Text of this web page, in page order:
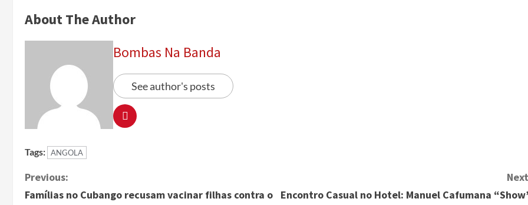
About The Author
Bombas Na Banda
See author's posts
Tags: ANGOLA
Previous:
Famílias no Cubango recusam vacinar filhas contra o
Encontro Casual no Hotel: Manuel Cafumana